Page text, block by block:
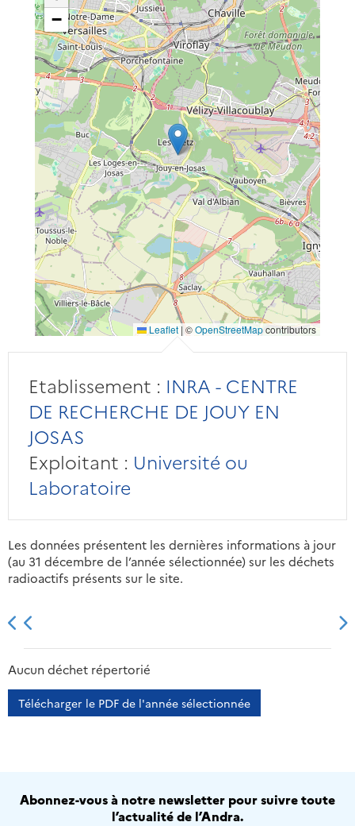
−
Leaflet | ©OpenStreetMapcontributors
Etablissement : INRA - CENTRE
DE RECHERCHE DE JOUY EN
JOSAS
Exploitant : Université ou
Laboratoire
Les données présentent les dernières informations à jour
(au 31 décembre de l’année sélectionnée) sur les déchets
radioactifs présents sur le site.
2013 2014
Aucun déchet répertorié
Télécharger le PDF de l'année sélectionnée
Abonnez-vous à notre newsletter pour suivre toute
l’actualité de l’Andra.